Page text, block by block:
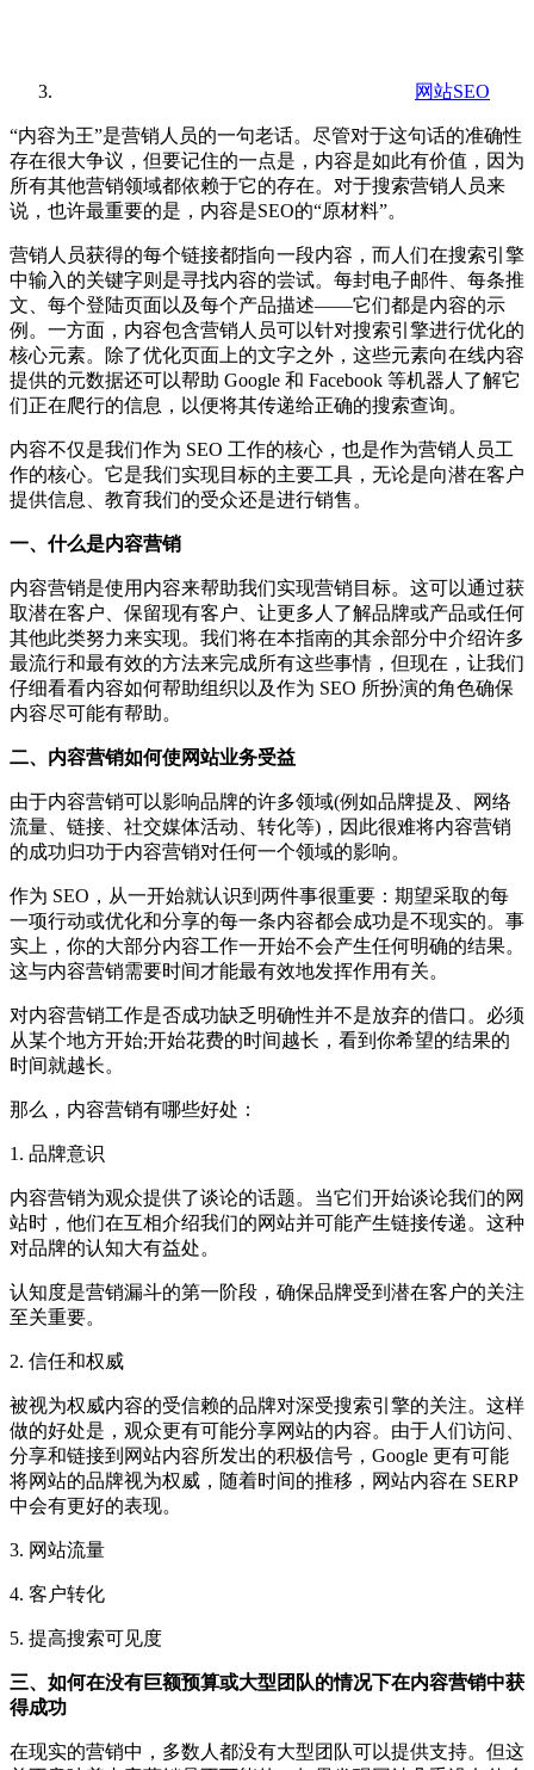
网站SEO
“内容为王”是营销人员的一句老话。尽管对于这句话的准确性
存在很大争议，但要记住的一点是，内容是如此有价值，因为
所有其他营销领域都依赖于它的存在。对于搜索营销人员来
说，也许最重要的是，内容是SEO的“原材料”。
营销人员获得的每个链接都指向一段内容，而人们在搜索引擎
中输入的关键字则是寻找内容的尝试。每封电子邮件、每条推
文、每个登陆页面以及每个产品描述——它们都是内容的示
例。一方面，内容包含营销人员可以针对搜索引擎进行优化的
核心元素。除了优化页面上的文字之外，这些元素向在线内容
提供的元数据还可以帮助 Google 和 Facebook 等机器人了解它
们正在爬行的信息，以便将其传递给正确的搜索查询。
内容不仅是我们作为 SEO 工作的核心，也是作为营销人员工
作的核心。它是我们实现目标的主要工具，无论是向潜在客户
提供信息、教育我们的受众还是进行销售。
一、什么是内容营销
内容营销是使用内容来帮助我们实现营销目标。这可以通过获
取潜在客户、保留现有客户、让更多人了解品牌或产品或任何
其他此类努力来实现。我们将在本指南的其余部分中介绍许多
最流行和最有效的方法来完成所有这些事情，但现在，让我们
仔细看看内容如何帮助组织以及作为 SEO 所扮演的角色确保
内容尽可能有帮助。
二、内容营销如何使网站业务受益
由于内容营销可以影响品牌的许多领域(例如品牌提及、网络
流量、链接、社交媒体活动、转化等)，因此很难将内容营销
的成功归功于内容营销对任何一个领域的影响。
作为 SEO，从一开始就认识到两件事很重要：期望采取的每
一项行动或优化和分享的每一条内容都会成功是不现实的。事
实上，你的大部分内容工作一开始不会产生任何明确的结果。
这与内容营销需要时间才能最有效地发挥作用有关。
对内容营销工作是否成功缺乏明确性并不是放弃的借口。必须
从某个地方开始;开始花费的时间越长，看到你希望的结果的
时间就越长。
那么，内容营销有哪些好处：
1. 品牌意识
内容营销为观众提供了谈论的话题。当它们开始谈论我们的网
站时，他们在互相介绍我们的网站并可能产生链接传递。这种
对品牌的认知大有益处。
认知度是营销漏斗的第一阶段，确保品牌受到潜在客户的关注
至关重要。
2. 信任和权威
被视为权威内容的受信赖的品牌对深受搜索引擎的关注。这样
做的好处是，观众更有可能分享网站的内容。由于人们访问、
分享和链接到网站内容所发出的积极信号，Google 更有可能
将网站的品牌视为权威，随着时间的推移，网站内容在 SERP
中会有更好的表现。
3. 网站流量
4. 客户转化
5. 提高搜索可见度
三、如何在没有巨额预算或大型团队的情况下在内容营销中获
得成功
在现实的营销中，多数人都没有大型团队可以提供支持。但这